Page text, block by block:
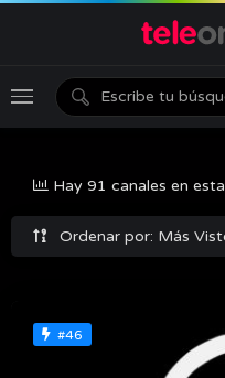
Ordenar por: Más
Hay 91 canales en
#46